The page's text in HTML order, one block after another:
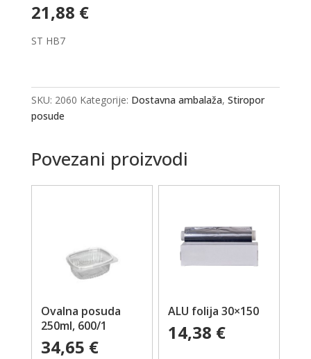
21,88 €
ST HB7
SKU: 2060 Kategorije: Dostavna ambalaža, Stiropor
posude
Povezani proizvodi
Ovalna posuda
250ml, 600/1
34,65 €
ALU folija 30×150
14,38 €